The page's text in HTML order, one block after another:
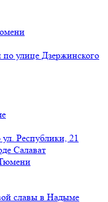
по улице Дзержинского
Республики, 21
Салават
славы в Надыме